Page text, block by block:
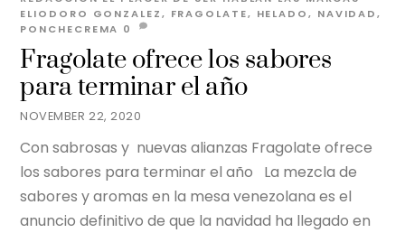
NOVEMBER 22, 2020
Fragolate ofrece los sabores
para terminar el año
ELIODORO GONZALEZ, FRAGOLATE, HELADO, NAVIDAD,
PONCHECREMA 0
Con sabrosas y nuevas alianzas Fragolate ofrece
los sabores para terminar el año La mezcla de
sabores y aromas en la mesa venezolana es el
anuncio definitivo de que la navidad ha llegado en